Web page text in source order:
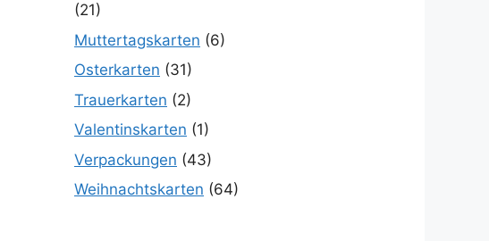
(21)
Muttertagskarten (6)
Osterkarten (31)
Trauerkarten (2)
Valentinskarten (1)
Verpackungen (43)
Weihnachtskarten (64)